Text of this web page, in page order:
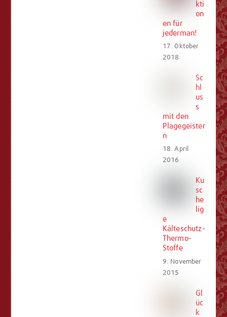
kti
on
en für
jederman!
17. Oktober
2018
Sc
hl
us
s
mit den
Plagegeister
n
18. April
2016
Ku
sc
he
lig
e
Kälteschutz-
Thermo-
Stoffe
9. November
2015
Gl
üc
k